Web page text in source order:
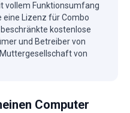
vollem Funktionsumfang
eine Lizenz für Combo
kostenlose
und Betreiber von
von
Computer